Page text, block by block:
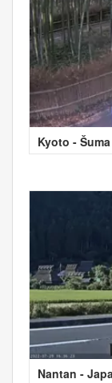
Kyoto -
Nantan -